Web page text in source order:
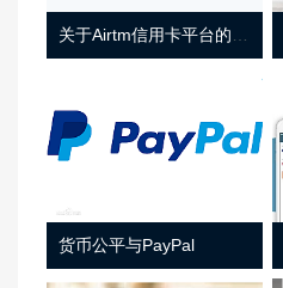
货币公平与PayPal